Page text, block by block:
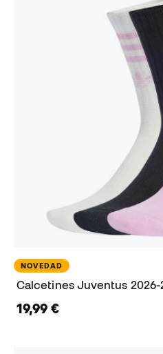
NOVEDAD
Calcetines Juventus 2026-
19,99 €